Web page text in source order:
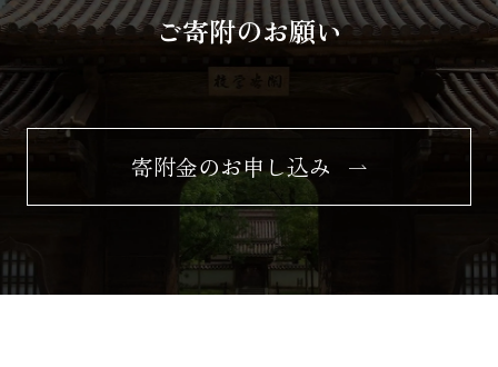
ご寄附のお願い
寄附金のお申し込み